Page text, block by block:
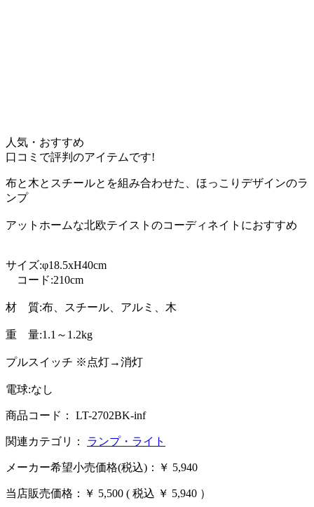
人気・おすすめ
口コミで評判のアイテムです!
布と木とスチールとを組み合わせた、ほっこりデザインのラ
ンプ
アットホームな北欧テイストのコーディネイトにおすすめ
サイズ:φ18.5xH40cm
コード:210cm
材 質:布、スチール、アルミ、木
重 量:1.1～1.2kg
プルスイッチ ※点灯→消灯
電球:なし
商品コード： LT-2702BK-inf
関連カテゴリ： ランプ・ライト
メーカー希望小売価格(税込)：￥ 5,940
当店販売価格： ￥ 5,500 ( 税込 ￥ 5,940 ）